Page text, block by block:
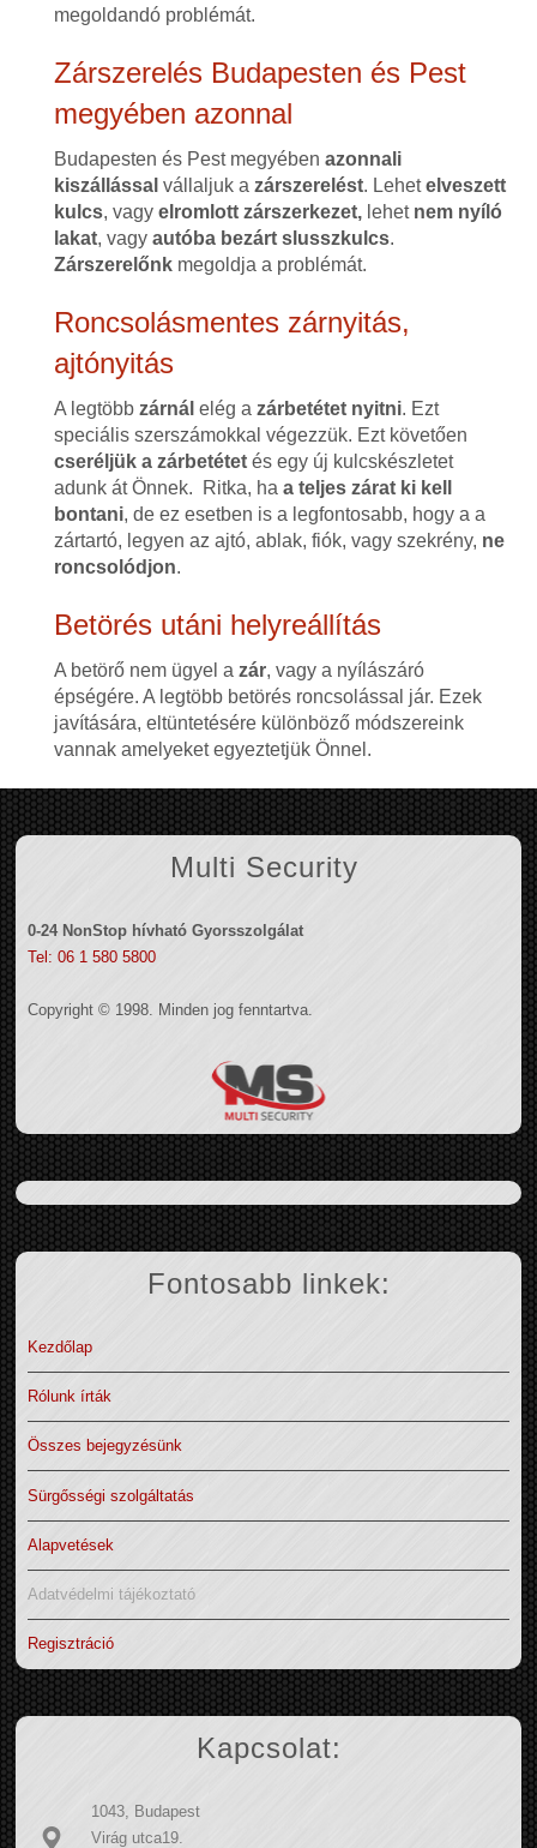
megoldandó problémát.
Zárszerelés Budapesten és Pest
megyében azonnal
Budapesten és Pest megyében azonnali
kiszállással vállaljuk a zárszerelést. Lehetelveszett
kulcs, vagyelromlott zárszerkezet,lehet nem nyíló
lakat, vagy autóba bezárt slusszkulcs.
Zárszerelőnkmegoldja a problémát.
Roncsolásmentes zárnyitás,
ajtónyitás
A legtöbb zárnál elég a zárbetétet nyitni. Ezt
speciális szerszámokkal végezzük. Ezt követően
cseréljük a zárbetétetés egy új kulcskészletet
adunk át Önnek. Ritka, ha a teljes zárat ki kell
bontani, de ez esetben is a legfontosabb, hogy a a
zártartó, legyen az ajtó, ablak, fiók, vagy szekrény, ne
roncsolódjon.
Betörés utáni helyreállítás
A betörő nem ügyel a zár, vagy a nyílászáró
épségére. A legtöbb betörés roncsolással jár. Ezek
javítására, eltüntetésére különböző módszereink
vannak amelyeket egyeztetjük Önnel.
Multi Security
0-24 NonStop hívható Gyorsszolgálat
Tel: 06 1 580 5800
Copyright © 1998. Minden jog fenntartva.
Fontosabb linkek:
Kezdőlap
Rólunk írták
Összes bejegyzésünk
Sürgősségi szolgáltatás
Alapvetések
Adatvédelmi tájékoztató
Regisztráció
Kapcsolat:
1043, Budapest
Virág utca19.